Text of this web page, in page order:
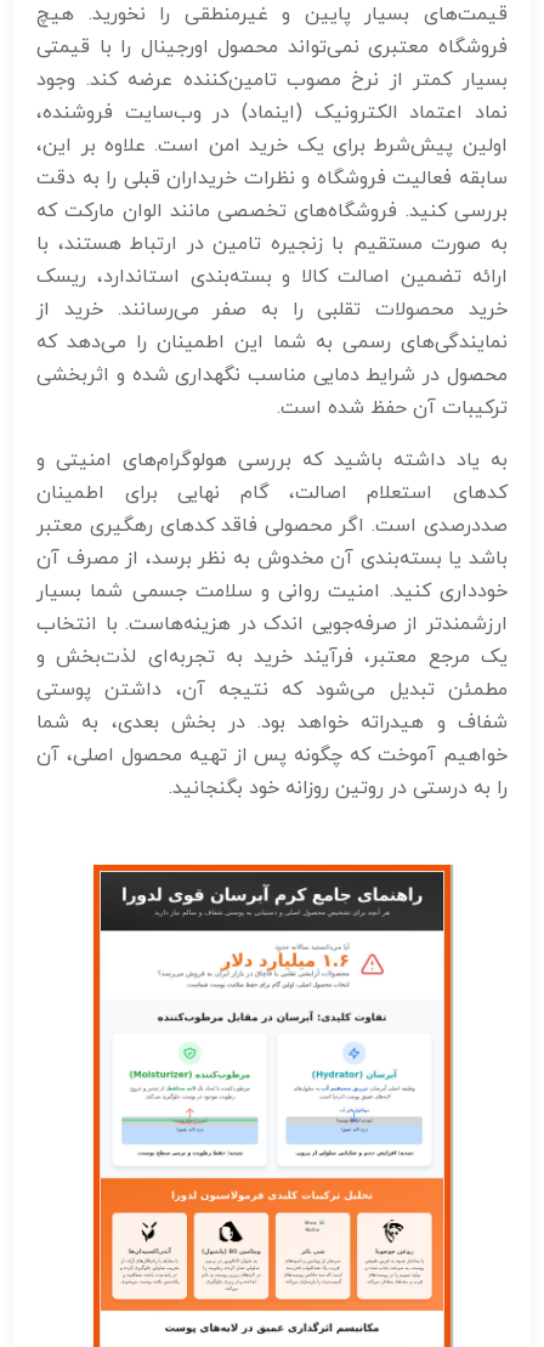
قیمت‌های بسیار پایین و غیرمنطقی را نخورید. هیچ
فروشگاه معتبری نمی‌تواند محصول اورجینال را با قیمتی
بسیار کمتر از نرخ مصوب تامین‌کننده عرضه کند. وجود
نماد اعتماد الکترونیک (اینماد) در وب‌سایت فروشنده،
اولین پیش‌شرط برای یک خرید امن است. علاوه بر این،
سابقه فعالیت فروشگاه و نظرات خریداران قبلی را به دقت
بررسی کنید. فروشگاه‌های تخصصی مانند الوان مارکت که
به صورت مستقیم با زنجیره تامین در ارتباط هستند، با
ارائه تضمین اصالت کالا و بسته‌بندی استاندارد، ریسک
خرید محصولات تقلبی را به صفر می‌رسانند. خرید از
نمایندگی‌های رسمی به شما این اطمینان را می‌دهد که
محصول در شرایط دمایی مناسب نگهداری شده و اثربخشی
ترکیبات آن حفظ شده است.
به یاد داشته باشید که بررسی هولوگرام‌های امنیتی و
کدهای استعلام اصالت، گام نهایی برای اطمینان
صددرصدی است. اگر محصولی فاقد کدهای رهگیری معتبر
باشد یا بسته‌بندی آن مخدوش به نظر برسد، از مصرف آن
خودداری کنید. امنیت روانی و سلامت جسمی شما بسیار
ارزشمندتر از صرفه‌جویی اندک در هزینه‌هاست. با انتخاب
یک مرجع معتبر، فرآیند خرید به تجربه‌ای لذت‌بخش و
مطمئن تبدیل می‌شود که نتیجه آن، داشتن پوستی
شفاف و هیدراته خواهد بود. در بخش بعدی، به شما
خواهیم آموخت که چگونه پس از تهیه محصول اصلی، آن
را به درستی در روتین روزانه خود بگنجانید.